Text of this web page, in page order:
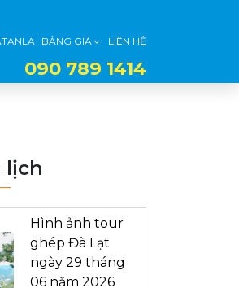
BẢNG GIÁ LIÊN HỆ
090 789 1414
lịch
Hình ảnh tour
ghép Đà Lạt
ngày 29 tháng
06 năm 2026